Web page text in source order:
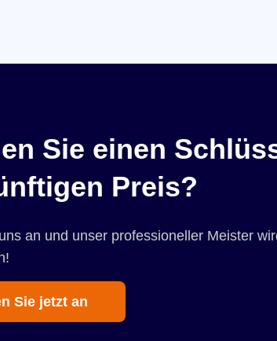
Sie einen
Preis?
an und unser professioneller Meister
Sie jetzt an